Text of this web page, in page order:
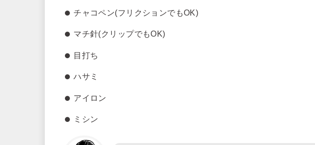
チャコペン(フリクションでもOK)
マチ針(クリップでもOK)
目打ち
ハサミ
アイロン
ミシン